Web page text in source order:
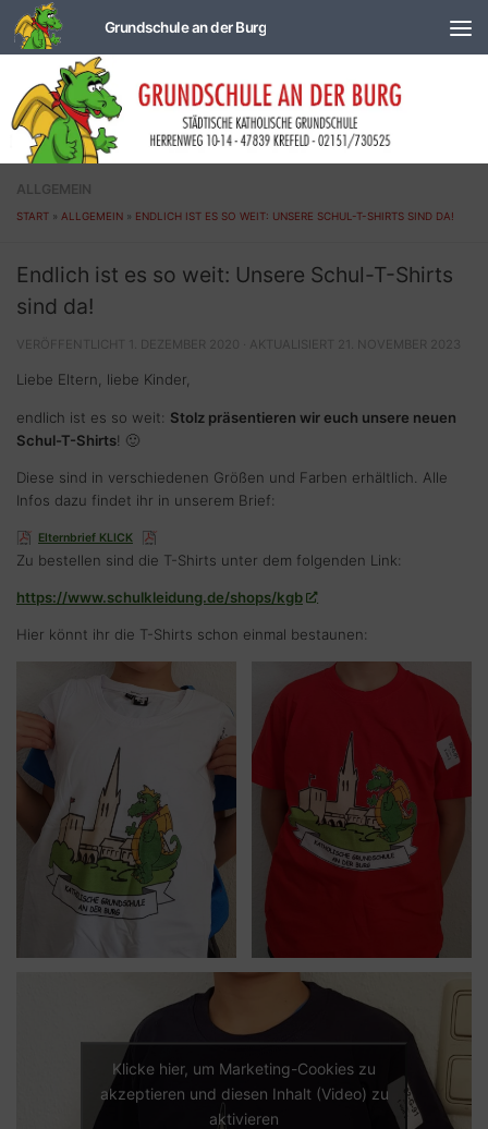
Zum Inhalt springen
ALLGEMEIN
START » ALLGEMEIN » ENDLICH IST ES SO WEIT: UNSERE SCHUL-T-SHIRTS SIND DA!
Endlich ist es so weit: Unsere Schul-T-Shirts
sind da!
VERÖFFENTLICHT 1. DEZEMBER 2020 · AKTUALISIERT 21. NOVEMBER 2023
Liebe Eltern, liebe Kinder,
endlich ist es so weit: Stolz präsentieren wir euch unsere neuen
Schul-T-Shirts! 🙂
Diese sind in verschiedenen Größen und Farben erhältlich. Alle
Infos dazu findet ihr in unserem Brief:
Elternbrief KLICK
Zu bestellen sind die T-Shirts unter dem folgenden Link:
https://www.schulkleidung.de/shops/kgb
Hier könnt ihr die T-Shirts schon einmal bestaunen:
Klicke hier, um Marketing-Cookies zu
akzeptieren und diesen Inhalt (Video) zu
aktivieren